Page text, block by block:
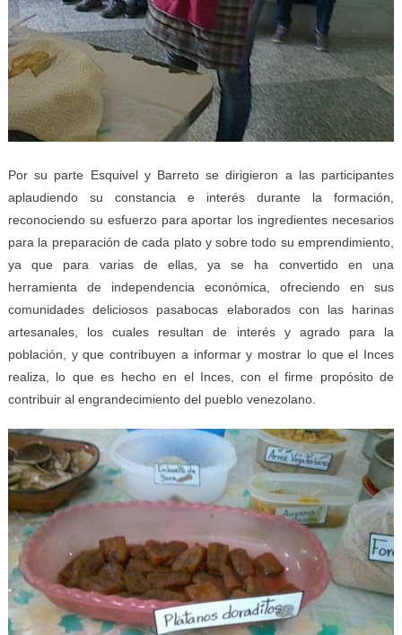
Por su parte Esquivel y Barreto se dirigieron a las participantes
aplaudiendo su constancia e interés durante la formación,
reconociendo su esfuerzo para aportar los ingredientes necesarios
para la preparación de cada plato y sobre todo su emprendimiento,
ya que para varias de ellas, ya se ha convertido en una
herramienta de independencia económica, ofreciendo en sus
comunidades deliciosos pasabocas elaborados con las harinas
artesanales, los cuales resultan de interés y agrado para la
población, y que contribuyen a informar y mostrar lo que el Inces
realiza, lo que es hecho en el Inces, con el firme propósito de
contribuir al engrandecimiento del pueblo venezolano.